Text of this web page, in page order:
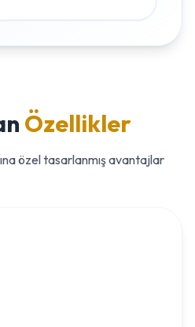
Özellikler
özel tasarlanmış avantajlar